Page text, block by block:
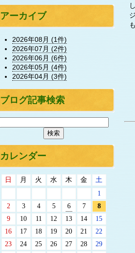
アーカイブ
2026年08月 (1件)
2026年07月 (2件)
2026年06月 (6件)
2026年05月 (4件)
2026年04月 (3件)
ブログ記事検索
カレンダー
日 月 火 水 木 金
土
1
2
3 4 5 6 7
8
9
10 11 12 13 14
15
16
17 18 19 20 21
22
23
24 25 26 27 28
29